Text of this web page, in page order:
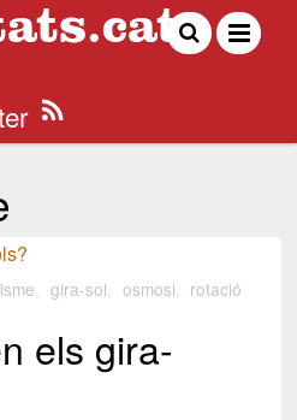
gira-sol osmosi
rotació
els gira-